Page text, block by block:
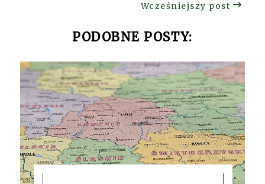
Wcześniejszy post
PODOBNE POSTY: